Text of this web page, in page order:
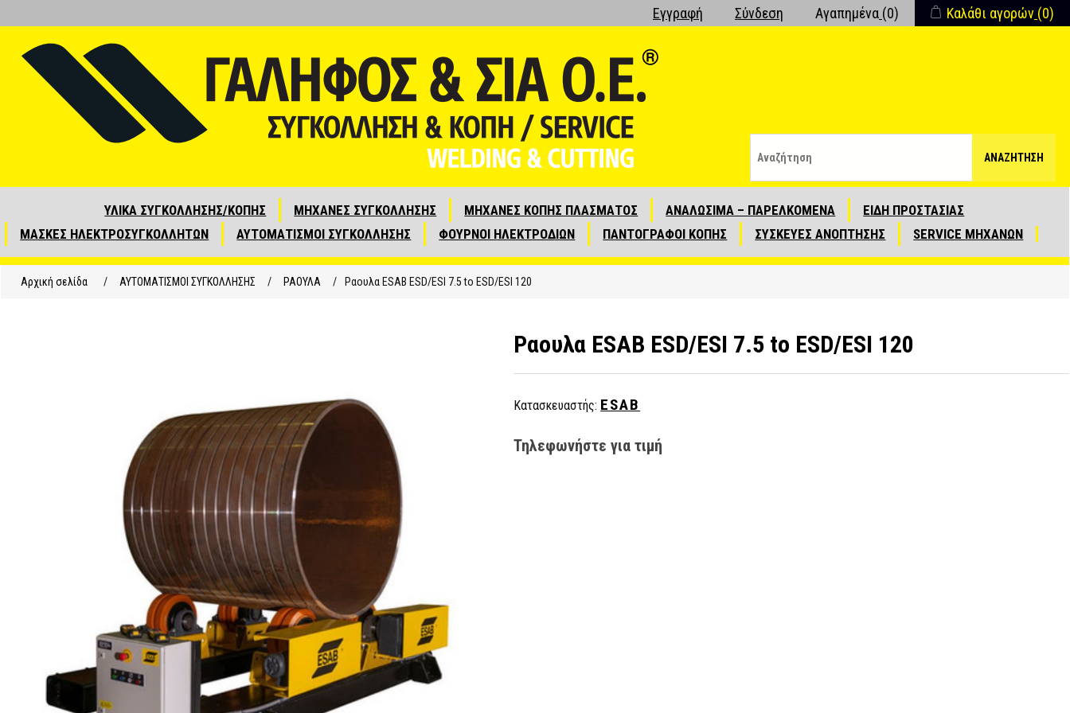
Εγγραφή Σύνδεση Αγαπημένα (0) Καλάθι αγορών (0)
ΑΝΑΖΉΤΗΣΗ
ΥΛΙΚΑ ΣΥΓΚΟΛΛΗΣΗΣ/ΚΟΠΗΣ ΜΗΧΑΝΕΣ ΣΥΓΚΟΛΛΗΣΗΣ ΜΗΧΑΝΕΣ ΚΟΠΗΣ ΠΛΑΣΜΑΤΟΣ ΑΝΑΛΩΣΙΜΑ – ΠΑΡΕΛΚΟΜΕΝΑ
ΕΙΔΗ ΠΡΟΣΤΑΣΙΑΣ
ΜΑΣΚΕΣ ΗΛΕΚΤΡΟΣΥΓΚΟΛΛΗΤΩΝ
ΑΥΤΟΜΑΤΙΣΜΟΙ ΣΥΓΚΟΛΛΗΣΗΣ ΦΟΥΡΝΟΙ ΗΛΕΚΤΡΟΔΙΩΝ ΠΑΝΤΟΓΡΑΦΟΙ ΚΟΠΗΣ ΣΥΣΚΕΥΕΣ ΑΝΟΠΤΗΣΗΣ SERVICE ΜΗΧΑΝΩΝ
Αρχική σελίδα / ΑΥΤΟΜΑΤΙΣΜΟΙ ΣΥΓΚΟΛΛΗΣΗΣ / ΡΑΟΥΛΑ / Ραουλα ESAB ESD/ESI 7.5 to ESD/ESI 120
Ραουλα ESAB ESD/ESI 7.5 to ESD/ESI 120
Κατασκευαστής: ESAB
Τηλεφωνήστε για τιμή